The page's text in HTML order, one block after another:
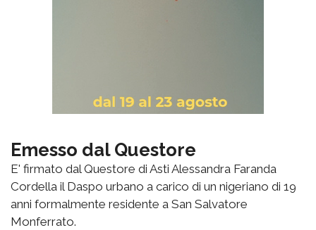
Emesso dal Questore
E' firmato dal Questore di Asti Alessandra Faranda
Cordella il Daspo urbano a carico di un nigeriano di 19
anni formalmente residente a San Salvatore
Monferrato.